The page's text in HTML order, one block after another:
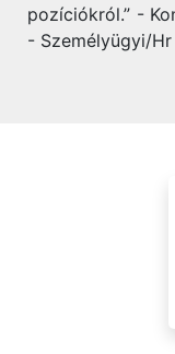
pozíciókról.” -
- Személyügyi/